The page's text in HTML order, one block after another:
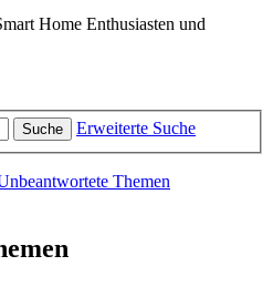
Home Enthusiasten und
Suche Erweiterte Suche
Themen